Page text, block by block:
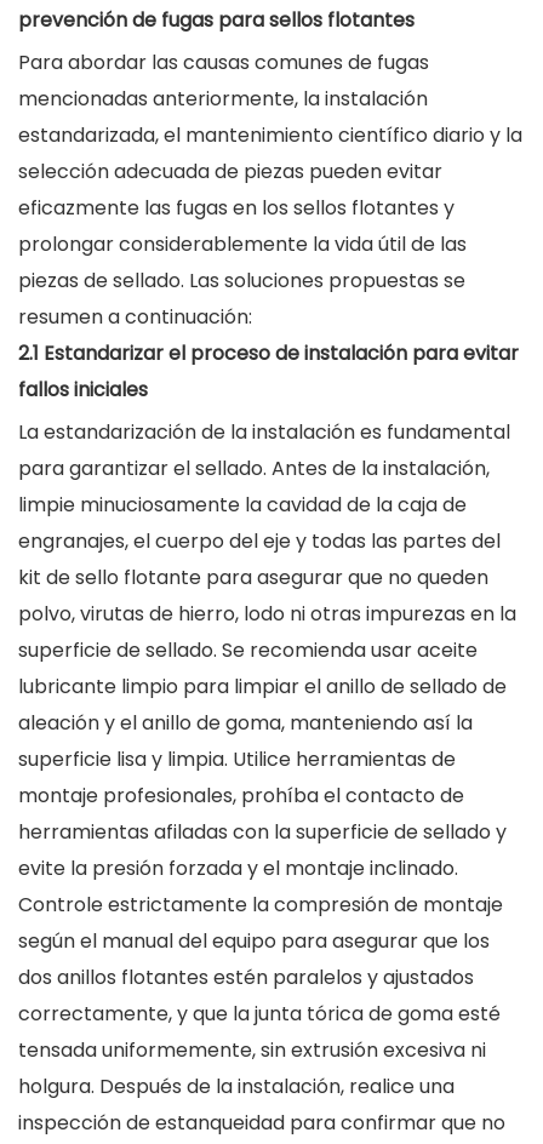
prevención de fugas para sellos flotantes
Para abordar las causas comunes de fugas
mencionadas anteriormente, la instalación
estandarizada, el mantenimiento científico diario y la
selección adecuada de piezas pueden evitar
eficazmente las fugas en los sellos flotantes y
prolongar considerablemente la vida útil de las
piezas de sellado. Las soluciones propuestas se
resumen a continuación:
2.1 Estandarizar el proceso de instalación para evitar
fallos iniciales
La estandarización de la instalación es fundamental
para garantizar el sellado. Antes de la instalación,
limpie minuciosamente la cavidad de la caja de
engranajes, el cuerpo del eje y todas las partes del
kit de sello flotante para asegurar que no queden
polvo, virutas de hierro, lodo ni otras impurezas en la
superficie de sellado. Se recomienda usar aceite
lubricante limpio para limpiar el anillo de sellado de
aleación y el anillo de goma, manteniendo así la
superficie lisa y limpia. Utilice herramientas de
montaje profesionales, prohíba el contacto de
herramientas afiladas con la superficie de sellado y
evite la presión forzada y el montaje inclinado.
Controle estrictamente la compresión de montaje
según el manual del equipo para asegurar que los
dos anillos flotantes estén paralelos y ajustados
correctamente, y que la junta tórica de goma esté
tensada uniformemente, sin extrusión excesiva ni
holgura. Después de la instalación, realice una
inspección de estanqueidad para confirmar que no